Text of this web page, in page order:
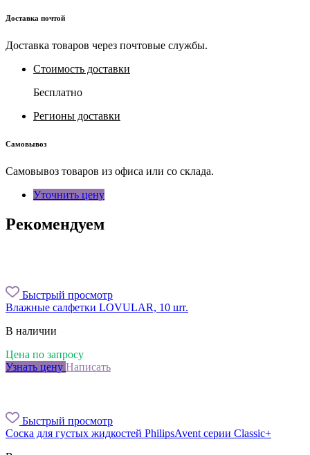
Доставка почтой
Доставка товаров через почтовые службы.
Стоимость доставки
Бесплатно
Регионы доставки
Самовывоз
Самовывоз товаров из офиса или со склада.
Уточнить цену
Рекомендуем
Быстрый просмотр
Влажные салфетки LOVULAR, 10 шт.
В наличии
Цена по запросу
Узнать цену Написать
Быстрый просмотр
Соска для густых жидкостей PhilipsAvent серии Classic+